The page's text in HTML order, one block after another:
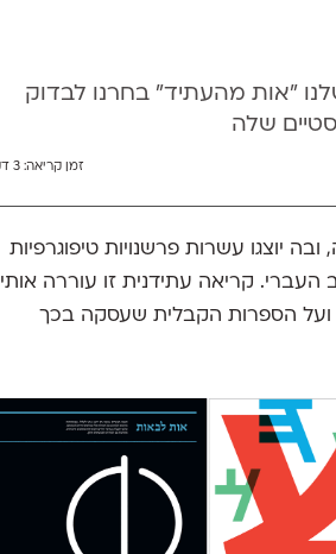
"אות מהעתיד" בחרנו לבדוק
שלה
זמן קריאה:3 דקות
יוצגו עשרות פרשנויות טיפוגרפיות
קריאה עתידנית זו עוררה אותי
ועל הספרות הקבלית שעסקה בכך